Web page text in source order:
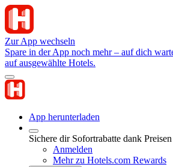
Zur App wechseln
Spare in der App noch mehr – auf dich
auf ausgewählte Hotels.
App herunterladen
Sichere dir Sofortrabatte dank
Anmelden
Mehr zu Hotels.com Rewards